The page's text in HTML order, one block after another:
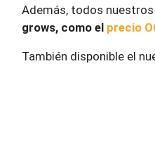
Además, todos nuestros
grows, como el precio
También disponible el